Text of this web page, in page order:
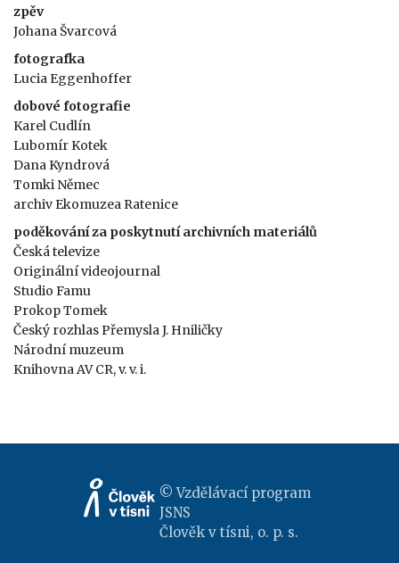
zpěv
Johana Švarcová
fotografka
Lucia Eggenhoffer
dobové fotografie
Karel Cudlín
Lubomír Kotek
Dana Kyndrová
Tomki Němec
archiv Ekomuzea Ratenice
poděkování za poskytnutí archivních materiálů
Česká televize
Originální videojournal
Studio Famu
Prokop Tomek
Český rozhlas Přemysla J. Hniličky
Národní muzeum
Knihovna AV CR, v. v. i.
© Vzdělávací program
JSNS
Člověk v tísni, o. p. s.